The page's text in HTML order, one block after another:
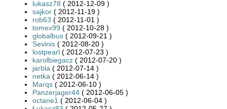
lukasz78 ( 2012-12-09 )
sajkor ( 2012-11-19 )
rob63 ( 2012-11-01 )
tomex99 ( 2012-10-28 )
globalbus ( 2012-09-21 )
Sevinis ( 2012-08-20 )
lostpearl ( 2012-07-23 )
karolbiegacz ( 2012-07-20 )
jarbla ( 2012-07-14 )
netka ( 2012-06-14 )
Marqs ( 2012-06-10 )
Panzerjager44 ( 2012-06-05 )
octane1 ( 2012-06-04 )